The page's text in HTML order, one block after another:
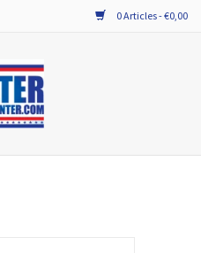
0 Articles - €0,00